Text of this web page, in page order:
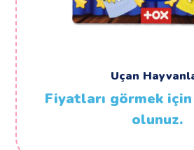
Uçan
Fiyatları görmek
olunuz.